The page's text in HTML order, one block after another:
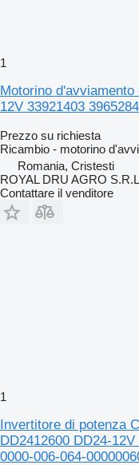
1
Motorino
12V 33921403
Prezzo su richiesta
Ricambio - motorino
Romania, Cristesti
ROYAL DRU AGRO
Contattare il venditore
1
Invertitore di potenza
DD2412600 DD24-
0000-006-064-